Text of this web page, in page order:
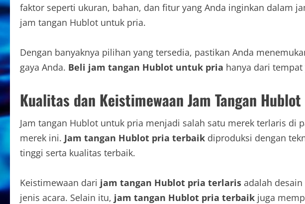
faktor seperti ukuran, bahan, dan fitur yang Anda inginkan dalam
jam tangan Hublot untuk pria.
Dengan banyaknya pilihan yang tersedia, pastikan Anda
gaya Anda. Beli jam tangan Hublot untuk pria hanya dari
Kualitas dan Keistimewaan Jam Tangan
Jam tangan Hublot untuk pria menjadi salah satu merek terlaris di
merek ini. Jam tangan Hublot pria terbaik diproduksi dengan
tinggi serta kualitas terbaik.
Keistimewaan dari jam tangan Hublot pria terlaris adalah
jenis acara. Selain itu, jam tangan Hublot pria terbaik juga